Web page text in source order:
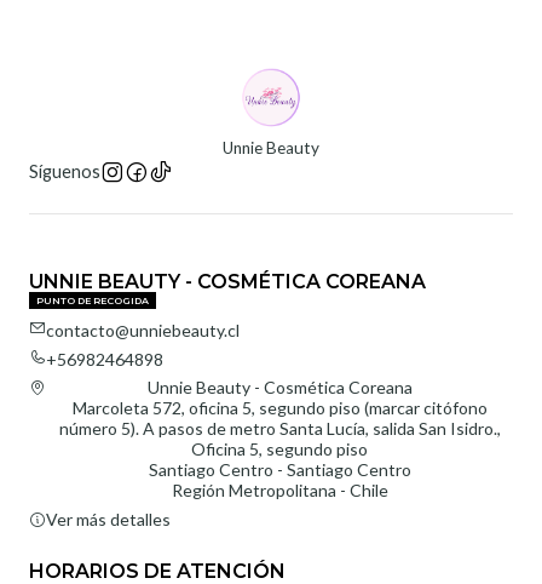
Unnie Beauty
Síguenos
UNNIE BEAUTY - COSMÉTICA COREANA
PUNTO DE RECOGIDA
contacto@unniebeauty.cl
+56982464898
Unnie Beauty - Cosmética Coreana
Marcoleta 572, oficina 5, segundo piso (marcar citófono
número 5). A pasos de metro Santa Lucía, salida San Isidro.,
Oficina 5, segundo piso
Santiago Centro - Santiago Centro
Región Metropolitana - Chile
Ver más detalles
HORARIOS DE ATENCIÓN